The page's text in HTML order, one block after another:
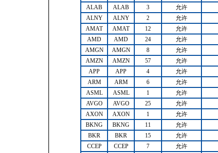
ALAB
ALAB 3
允许
ALNY
ALNY 2
允许
AMAT
AMAT 12
允许
AMD
AMD 24
允许
AMGN
AMGN 8
允许
AMZN
AMZN 57
允许
APP
APP 4
允许
ARM
ARM 6
允许
ASML
ASML 1
允许
AVGO
AVGO 25
允许
AXON
AXON 1
允许
BKNG
BKNG 11
允许
BKR
BKR 15
允许
CCEP
CCEP 7
允许